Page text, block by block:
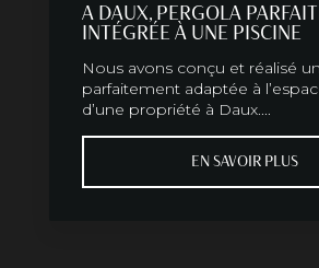
A DAUX, PERGOLA
INTÉGRÉE À UNE PISCINE
Nous avons conçu et réalisé
parfaitement adaptée à
d’une propriété à Daux....
EN SAVOIR PLUS